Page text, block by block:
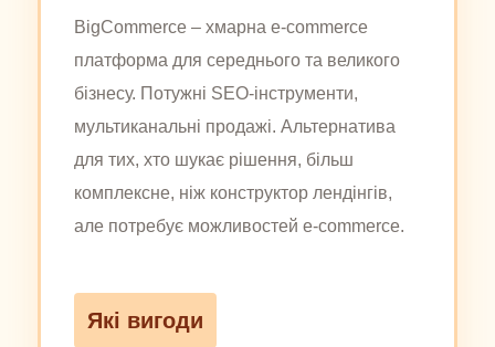
BigCommerce – хмарна e-commerce
платформа для середнього та великого
бізнесу. Потужні SEO-інструменти,
мультиканальні продажі. Альтернатива
для тих, хто шукає рішення, більш
комплексне, ніж конструктор лендінгів,
але потребує можливостей e-commerce.
Які вигоди